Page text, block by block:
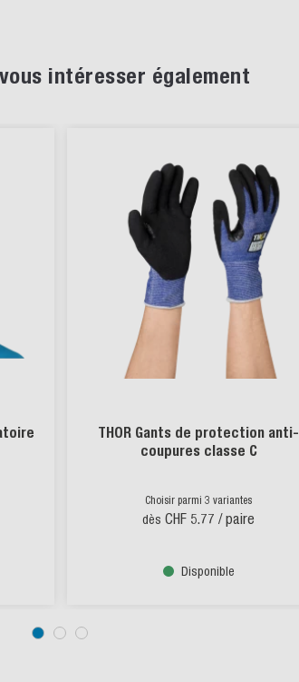
intéresser également
THOR Gants de protection anti-
coupures classe C
Choisir parmi 3 variantes
dès CHF 5.77 / paire
Disponible